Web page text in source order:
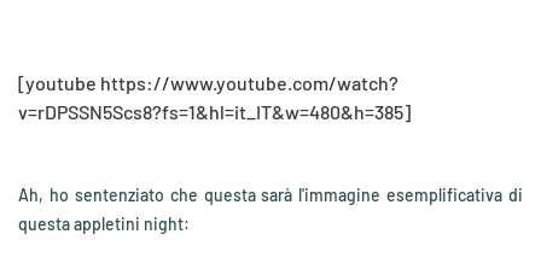
[youtube https://www.youtube.com/watch?
v=rDPSSN5Scs8?fs=1&hl=it_IT&w=480&h=385]
Ah, ho sentenziato che questa sarà l'immagine esemplificativa di
questa appletini night: